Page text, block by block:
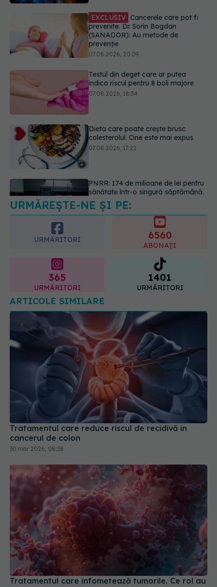
Testul din deget care ar putea
indica riscul pentru 8 boli majore
07.08.2026, 18:34
Dieta care poate crește brusc
colesterolul. Cine este mai expus
PNRR: 174 de milioane de lei pentru
sănătate într-o singură săptămână.
Ce spune culoarea ta preferată
despre vârsta pe care o ai. Care
este "codul cromatic" al generațiilor
URMĂREȘTE-NE ȘI PE:
URMĂRITORI 6560
ABONAȚI
365
URMĂRITORI
1401
URMĂRITORI
ARTICOLE SIMILARE
Tratamentul care reduce riscul de recidivă în
cancerul de colon
30 mar 2026, 08:38
Tratamentul care înfometează tumorile. Ce rol au
colesterolul și statinele
25 mai 2026, 15:53